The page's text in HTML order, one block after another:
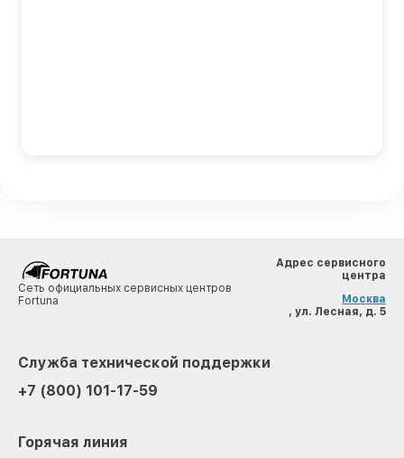
Сеть официальных сервисных центров
Fortuna
Адрес сервисного
центра
Москва
, ул. Лесная, д. 5
Служба технической поддержки
+7 (800) 101-17-59
Горячая линия